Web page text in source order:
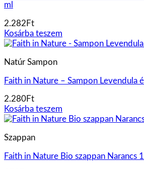
ml
2.282 Ft
Kosárba teszem
Natúr Sampon
Faith in Nature – Sampon Levendula
2.280Ft
Kosárba teszem
Szappan
Faith in Nature Bio szappan Narancs